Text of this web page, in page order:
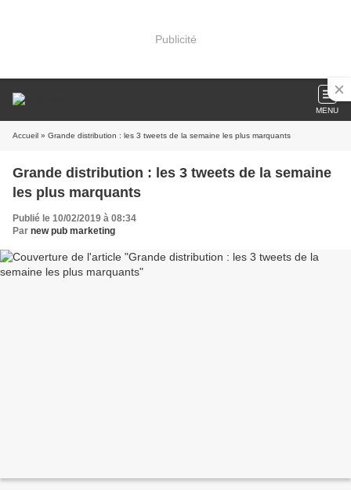
Publicité
MENU
Accueil » Grande distribution : les 3 tweets de la semaine les plus marquants
Grande distribution : les 3 tweets de la semaine
les plus marquants
Publié le 10/02/2019 à 08:34
Par new pub marketing